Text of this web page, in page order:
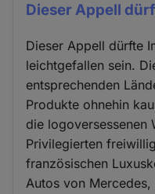
Dieser Appell
Dieser Appell dürfte
leichtgefallen sein.
entsprechenden
Produkte ohnehin
die logoversessenen
Privilegierten
französischen
Autos von